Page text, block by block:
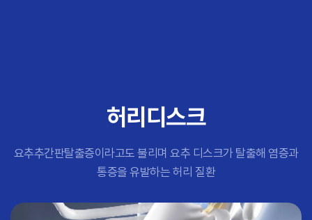
#교통사고후유증 #허리디스크
#추나요법
허리디스크
요추추간판탈출증이라고도 불리며 요추 디스크가 탈출해 염증과
통증을 유발하는 허리 질환